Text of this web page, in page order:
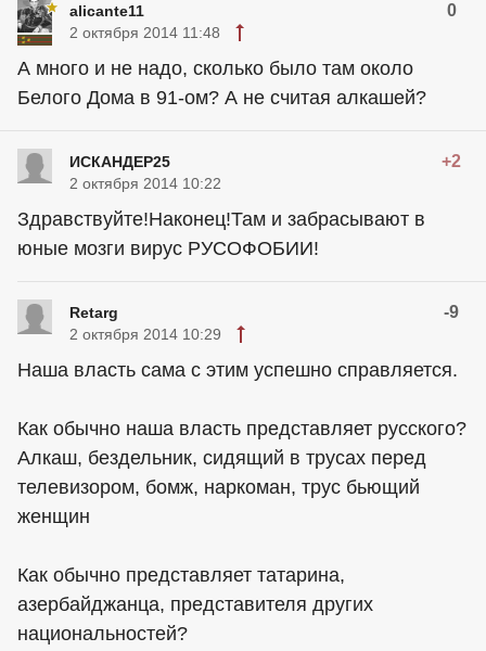
alicante11 0
2 октября 2014 11:48
А много и не надо, сколько было там около
Белого Дома в 91-ом? А не считая алкашей?
ИСКАНДЕР25 +2
2 октября 2014 10:22
Здравствуйте!Наконец!Там и забрасывают в
юные мозги вирус РУСОФОБИИ!
Retarg -9
2 октября 2014 10:29
Наша власть сама с этим успешно справляется.
Как обычно наша власть представляет русского?
Алкаш, бездельник, сидящий в трусах перед
телевизором, бомж, наркоман, трус бьющий
женщин
Как обычно представляет татарина,
азербайджанца, представителя других
национальностей?